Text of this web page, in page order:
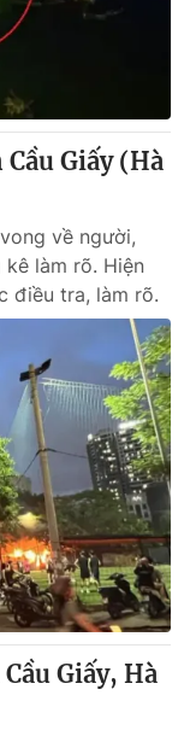
thao
sản
Việt
bằng AI
Giấy (Hà
về người,
làm rõ. Hiện
điều tra, làm rõ.
Giấy, Hà